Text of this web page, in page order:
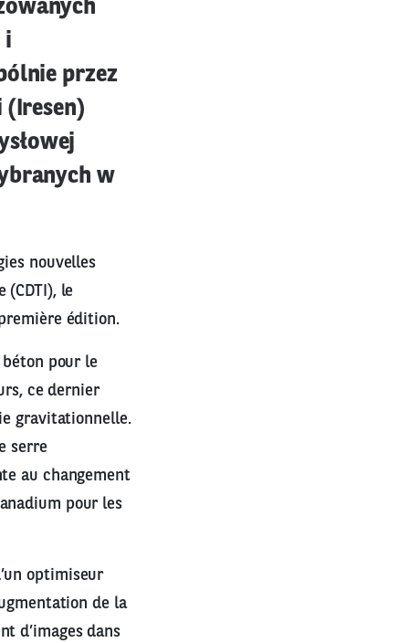
i
przez
(Iresen)
w
nouvelles
(CDTI), le
édition.
béton pour le
ce dernier
gravitationnelle.
serre
au changement
pour les
optimiseur
de la
d’images dans